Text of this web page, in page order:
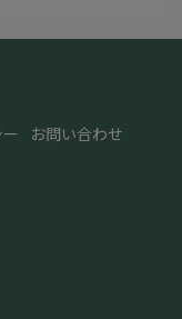
お問い合わせ